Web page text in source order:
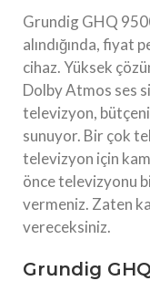
Grundig GHQ
alındığında, fiyat
cihaz. Yüksek
Dolby Atmos ses
televizyon,
sunuyor. Bir çok
televizyon için
önce televizyonu
vermeniz. Zaten
vereceksiniz.
Grundig